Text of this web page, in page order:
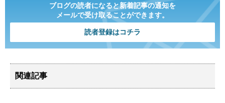
ブログの読者になると新着記事の通知を
メールで受け取ることができます。
読者登録はコチラ
関連記事